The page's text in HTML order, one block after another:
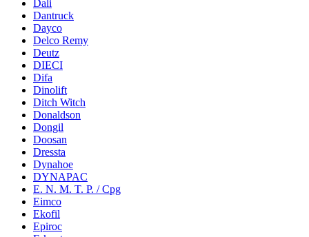
Dali
Dantruck
Dayco
Delco Remy
Deutz
DIECI
Difa
Dinolift
Ditch Witch
Donaldson
Dongil
Doosan
Dressta
Dynahoe
DYNAPAC
E. N. M. T. P. / Cpg
Eimco
Ekofil
Epiroc